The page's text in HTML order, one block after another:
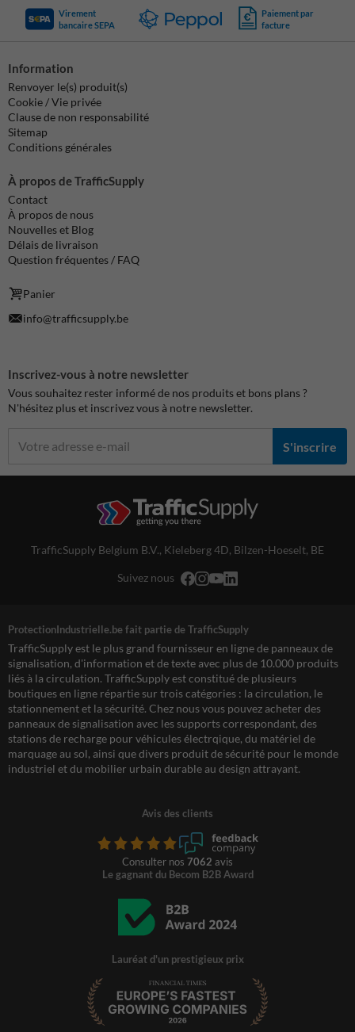
Virement
bancaire SEPA
Paiement par
facture
Information
Renvoyer le(s) produit(s)
Cookie / Vie privée
Clause de non responsabilité
Sitemap
Conditions générales
À propos de TrafficSupply
Contact
À propos de nous
Nouvelles et Blog
Délais de livraison
Question fréquentes / FAQ
Panier
info@trafficsupply.be
Inscrivez-vous à notre newsletter
Vous souhaitez rester informé de nos produits et bons plans ?
N'hésitez plus et inscrivez vous à notre newsletter.
S'inscrire
TrafficSupply Belgium B.V., Kieleberg 4D, Bilzen-Hoeselt, BE
Suivez nous
ProtectionIndustrielle.be fait partie de TrafficSupply
TrafficSupply est le plus grand fournisseur en ligne de panneaux de
signalisation, d'information et de texte avec plus de 10.000 produits
liés à la circulation. TrafficSupply est constitué de plusieurs
boutiques en ligne répartie sur trois catégories : la circulation, le
stationnement et la sécurité. Chez nous vous pouvez acheter des
panneaux de signalisation avec les supports correspondant, des
stations de recharge pour véhicules électrqique, du matériel de
marquage au sol, ainsi que divers produit de sécurité pour le monde
industriel et du mobilier urbain durable au design attrayant.
Avis des clients
Consulter nos 7062 avis
Le gagnant du Becom B2B Award
Lauréat d'un prestigieux prix